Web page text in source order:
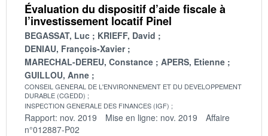
Évaluation du dispositif d’aide fiscale à
l’investissement locatif Pinel
BEGASSAT, Luc
KRIEFF, David
DENIAU, François-Xavier
MARECHAL-DEREU, Constance
APERS, Etienne
GUILLOU, Anne
CONSEIL GENERAL DE L'ENVIRONNEMENT ET DU DEVELOPPEMENT
DURABLE (CGEDD)
INSPECTION GENERALE DES FINANCES (IGF)
Rapport: nov. 2019 Mise en ligne: nov. 2019
Affaire
n°012887-P02